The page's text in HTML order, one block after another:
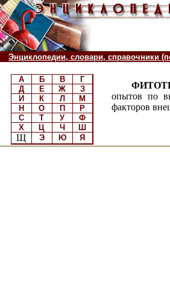
Энциклопедии, словари, справочники
А Б В
Г
Д
Е Ж
З
И
К Л
М
Н
О П
Р
С
Т У
Ф
Х
Ц Ч Ш
Щ Э Ю Я
опытов по
факторов